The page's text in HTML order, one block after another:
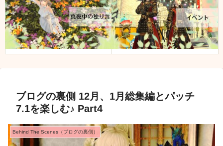
ブログの裏側 12月、1月総集編とパッチ
7.1を楽しむ♪ Part4
Behind The Scenes（ブログの裏側）